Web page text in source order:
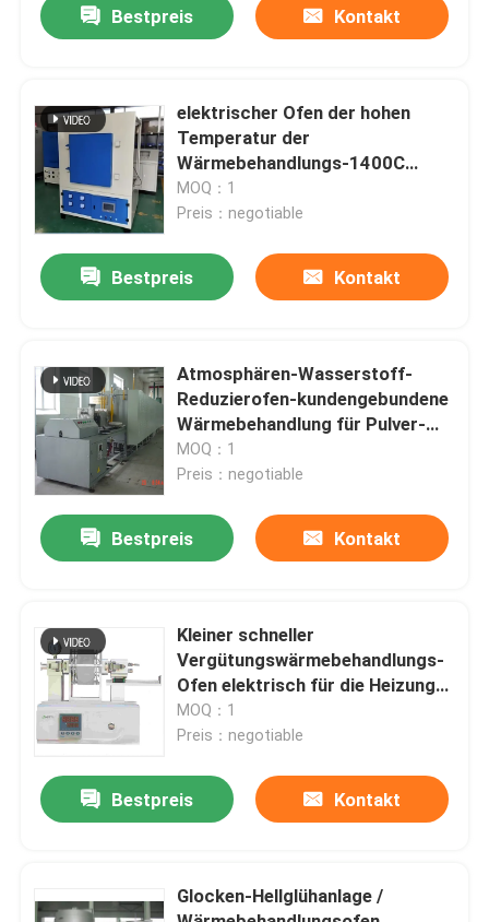
Haus
Über uns
Fabrik-Ausflug
Qualitätskontrolle
Nachrichten
Fälle
Fordern Sie ein Zitat
Schubofen
Bestpreis Kontakt
elektrischer Ofen der hohen
Temperatur der
Wärmebehandlungs-1400C
Labormit Widerstand-Draht
MOQ：1
Preis：negotiable
Bestpreis Kontakt
Atmosphären-Wasserstoff-
Reduzierofen-kundengebundene
Wärmebehandlung für Pulver-
Metallurgie
MOQ：1
Preis：negotiable
Bestpreis Kontakt
Kleiner schneller
Vergütungswärmebehandlungs-
Ofen elektrisch für die Heizung
und das Abkühlen von dünnen
Proben
MOQ：1
Preis：negotiable
Bestpreis Kontakt
Glocken-Hellglühanlage /